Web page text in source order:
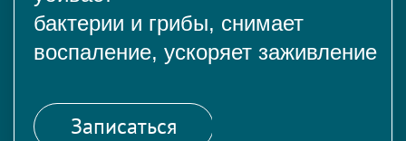
бактерии и грибы, снимает
воспаление, ускоряет заживление
Записаться